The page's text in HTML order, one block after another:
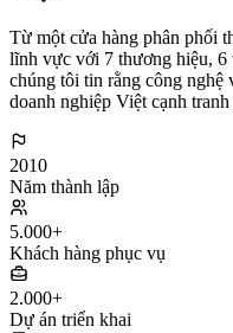
Từ một cửa hàng phân phối
lĩnh vực với 7 thương hiệu,
chúng tôi tin rằng công nghệ
doanh nghiệp Việt cạnh
2010
Năm thành lập
5.000+
Khách hàng phục vụ
2.000+
Dự án triển khai